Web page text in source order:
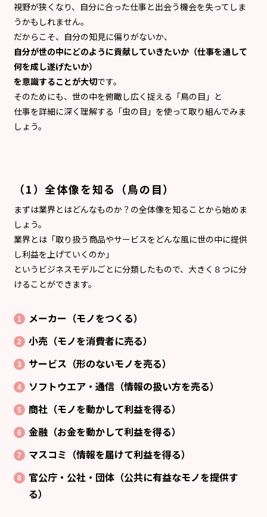
視野が狭くなり、自分に合った仕事と出会う機会を失ってしま
うかもしれません。
だからこそ、自分の知見に偏りがないか、
自分が世の中にどのように貢献していきたいか（仕事を通して
何を成し遂げたいか）
を意識することが大切です。
そのためにも、世の中を俯瞰し広く捉える「鳥の目」と
仕事を詳細に深く理解する「虫の目」を使って取り組んでみま
しょう。
（1）全体像を知る（鳥の目）
まずは業界とはどんなものか？の全体像を知ることから始めま
しょう。
業界とは「取り扱う商品やサービスをどんな風に世の中に提供
し利益を上げていくのか」
というビジネスモデルごとに分類したもので、大きく８つに分
けることができます。
メーカー（モノをつくる）
小売（モノを消費者に売る）
サービス（形のないモノを売る）
ソフトウエア・通信（情報の扱い方を売る）
商社（モノを動かして利益を得る）
金融（お金を動かして利益を得る）
マスコミ（情報を届けて利益を得る）
官公庁・公社・団体（公共に有益なモノを提供す
る）